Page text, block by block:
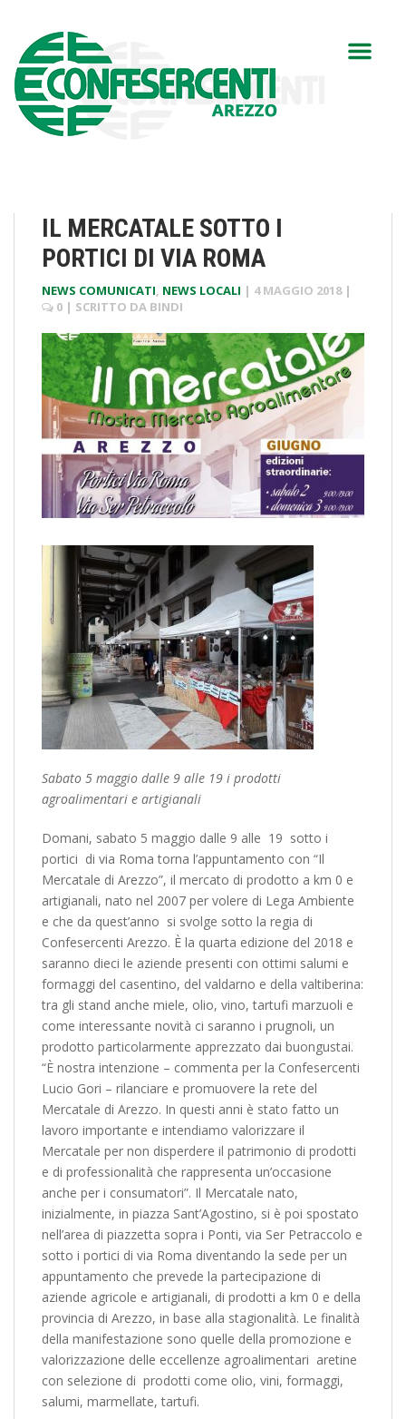
IL MERCATALE SOTTO I
PORTICI DI VIA ROMA
NEWS COMUNICATI, NEWS LOCALI | 4 MAGGIO 2018 |
0 | SCRITTO DA BINDI
Sabato 5 maggio dalle 9 alle 19 i prodotti
agroalimentari e artigianali
Domani, sabato 5 maggio dalle 9 alle 19 sotto i
portici di via Roma torna l’appuntamento con “Il
Mercatale di Arezzo”, il mercato di prodotto a km 0 e
artigianali, nato nel 2007 per volere di Lega Ambiente
e che da quest’anno si svolge sotto la regia di
Confesercenti Arezzo. È la quarta edizione del 2018 e
saranno dieci le aziende presenti con ottimi salumi e
formaggi del casentino, del valdarno e della valtiberina:
tra gli stand anche miele, olio, vino, tartufi marzuoli e
come interessante novità ci saranno i prugnoli, un
prodotto particolarmente apprezzato dai buongustai.
“È nostra intenzione – commenta per la Confesercenti
Lucio Gori – rilanciare e promuovere la rete del
Mercatale di Arezzo. In questi anni è stato fatto un
lavoro importante e intendiamo valorizzare il
Mercatale per non disperdere il patrimonio di prodotti
e di professionalità che rappresenta un’occasione
anche per i consumatori”. Il Mercatale nato,
inizialmente, in piazza Sant’Agostino, si è poi spostato
nell’area di piazzetta sopra i Ponti, via Ser Petraccolo e
sotto i portici di via Roma diventando la sede per un
appuntamento che prevede la partecipazione di
aziende agricole e artigianali, di prodotti a km 0 e della
provincia di Arezzo, in base alla stagionalità. Le finalità
della manifestazione sono quelle della promozione e
valorizzazione delle eccellenze agroalimentari aretine
con selezione di prodotti come olio, vini, formaggi,
salumi, marmellate, tartufi.